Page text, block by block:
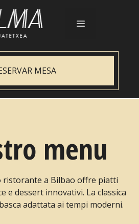
Menu
MESA
menu
ristorante a Bilbao offre piatti
e dessert innovativi. La classica
adattata ai tempi moderni.